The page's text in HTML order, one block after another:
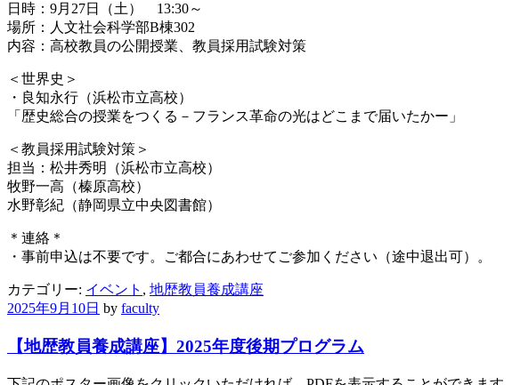
日時：9月27日（土） 13:30～
場所：人文社会科学部B棟302
内容：高校教員の公開授業、教員採用試験対策
＜世界史＞
・良知永行（浜松市立高校）
「歴史総合の授業をつくる－フランス革命の光はどこまで届いたかー」
＜教員採用試験対策＞
担当：松井秀明（浜松市立高校）
牧野一高（榛原高校）
水野彰紀（静岡県立中央図書館）
＊連絡＊
・事前申込は不要です。ご都合にあわせてご参加ください（途中退出可）。
カテゴリー: イベント , 地歴教員養成講座
2025年9月10日 by faculty
【地歴教員養成講座】2025年度後期プログラム